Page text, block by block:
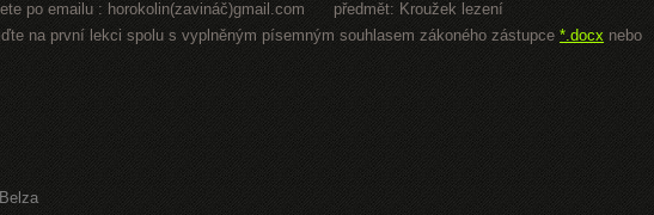
po emailu : horokolin(zavináč)gmail.com předmět: Kroužek lezení
na první lekci spolu s vyplněným písemným souhlasem zákoného zástupce *.docx nebo